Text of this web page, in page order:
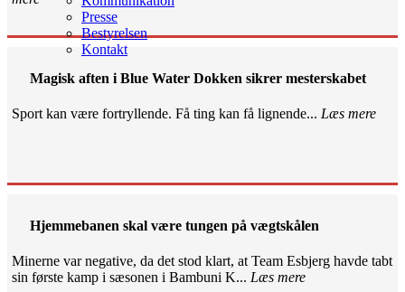
Presse
Bestyrelsen
Kontakt
Magisk aften i Blue Water Dokken sikrer mesterskabet
Sport kan være fortryllende. Få ting kan få lignende... Læs mere
Hjemmebanen skal være tungen på vægtskålen
Minerne var negative, da det stod klart, at Team Esbjerg havde tabt
sin første kamp i sæsonen i Bambuni K... Læs mere